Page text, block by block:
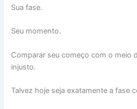
Sua fase.
Seu momento.
Comparar seu começo com o meio
injusto.
Talvez hoje seja exatamente a fase